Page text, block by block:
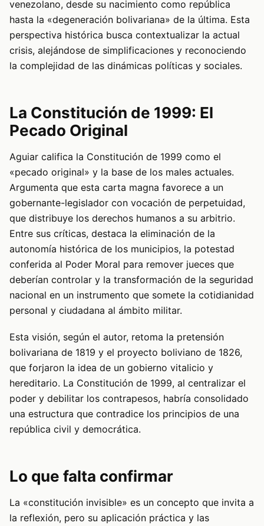
venezolano, desde su nacimiento como república
hasta la «degeneración bolivariana» de la última. Esta
perspectiva histórica busca contextualizar la actual
crisis, alejándose de simplificaciones y reconociendo
la complejidad de las dinámicas políticas y sociales.
La Constitución de 1999: El
Pecado Original
Aguiar califica la Constitución de 1999 como el
«pecado original» y la base de los males actuales.
Argumenta que esta carta magna favorece a un
gobernante-legislador con vocación de perpetuidad,
que distribuye los derechos humanos a su arbitrio.
Entre sus críticas, destaca la eliminación de la
autonomía histórica de los municipios, la potestad
conferida al Poder Moral para remover jueces que
deberían controlar y la transformación de la seguridad
nacional en un instrumento que somete la cotidianidad
personal y ciudadana al ámbito militar.
Esta visión, según el autor, retoma la pretensión
bolivariana de 1819 y el proyecto boliviano de 1826,
que forjaron la idea de un gobierno vitalicio y
hereditario. La Constitución de 1999, al centralizar el
poder y debilitar los contrapesos, habría consolidado
una estructura que contradice los principios de una
república civil y democrática.
Lo que falta confirmar
La «constitución invisible» es un concepto que invita a
la reflexión, pero su aplicación práctica y las